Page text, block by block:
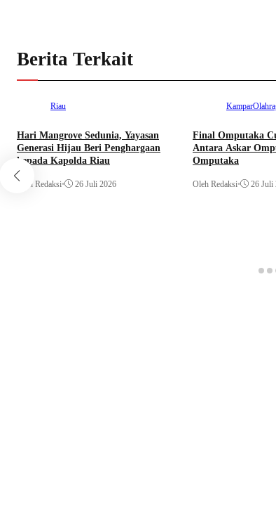
Berita Terkait
Riau
Hari Mangrove Sedunia, Yayasan
Generasi Hijau Beri Penghargaan
kepada Kapolda Riau
Oleh Redaksi• 26 Juli 2026
Kampar
Final Omputaka
Antara Askar
Omputaka
Oleh Redaksi• 26 Juli